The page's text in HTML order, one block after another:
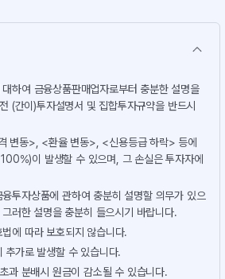
하여 금융상품판매업자로부터 충분한 설명을
(간이)투자설명서 및 집합투자규약을 반드시
변동>, <환율 변동>, <신용등급 하락> 등에
이 발생할 수 있으며, 그 손실은 투자자에
투자상품에 관하여 충분히 설명할 의무가 있으
러한 설명을 충분히 들으시기 바랍니다.
에 따라 보호되지 않습니다.
추가로 발생할 수 있습니다.
과 분배시 원금이 감소될 수 있습니다.